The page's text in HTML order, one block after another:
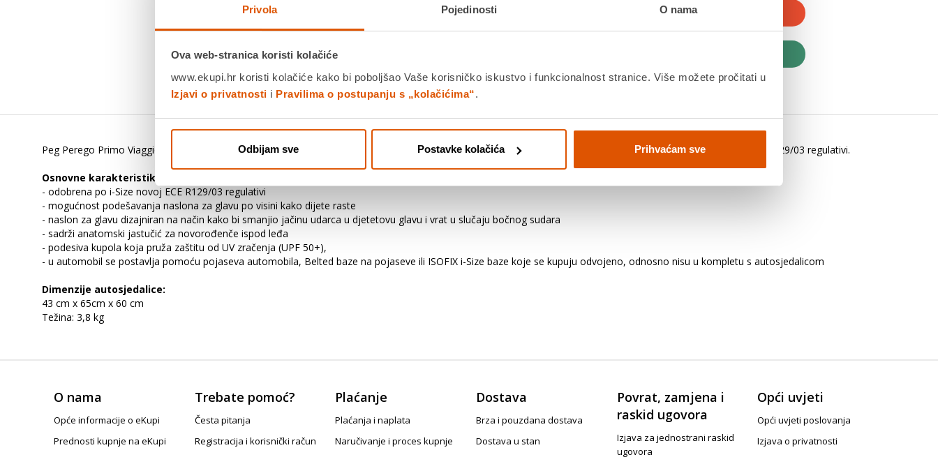
Privola Pojedinosti O nama
Ova web-stranica koristi kolačiće
www.ekupi.hr koristi kolačiće kako bi poboljšao Vaše korisničko iskustvo i funkcionalnost stranice. Više možete pročitati u
Izjavi o privatnosti i Pravilima o postupanju s „kolačićima“.
Odbijam sve Postavke kolačića Prihvaćam sve
DODAJTE U KOŠARICU
Detalji proizvoda Specifikacije
Peg Perego Primo Viaggio SLK autosjedalica namijenjena je za dijete od rođenja do87 cm/ 13 kgdjetetovog života – grupa 0+ i odobrena po i-Size novoj ECE R129/03 regulativi.
Osnovne karakteristike:
- odobrena po i-Size novoj ECE R129/03 regulativi
- mogućnost podešavanja naslona za glavu po visini kako dijete raste
- naslon za glavu dizajniran na način kako bi smanjio jačinu udarca u djetetovu glavu i vrat u slučaju bočnog sudara
- sadrži anatomski jastučić za novorođenče ispod leđa
- podesiva kupola koja pruža zaštitu od UV zračenja (UPF 50+),
- u automobil se postavlja pomoću pojaseva automobila, Belted baze na pojaseve ili ISOFIX i-Size baze koje se kupuju odvojeno, odnosno nisu u kompletu s autosjedalicom
Dimenzije autosjedalice:
43 cm x 65cm x 60 cm
Težina: 3,8 kg
O nama
Opće informacije o eKupi
Prednosti kupnje na eKupi
Trebate pomoć?
Česta pitanja
Registracija i korisnički račun
Plaćanje
Plaćanja i naplata
Naručivanje i proces kupnje
Dostava
Brza i pouzdana dostava
Dostava u stan
Povrat, zamjena i
raskid ugovora
Izjava za jednostrani raskid
ugovora
Opći uvjeti
Opći uvjeti poslovanja
Izjava o privatnosti